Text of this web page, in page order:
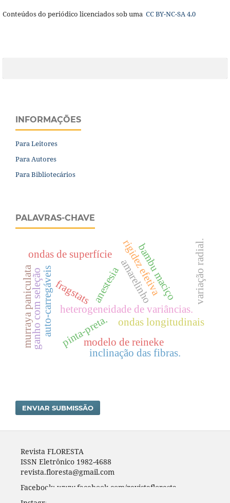
Conteúdos do periódico licenciados sob uma CC BY-NC-SA 4.0
INFORMAÇÕES
Para Leitores
Para Autores
Para Bibliotecários
PALAVRAS-CHAVE
bambu maciço
heterogeneidade de variâncias.
auto-carregáveis ondas longitudinais
ondas de superfície
fragstats anestesia
pinta-preta.
ganho com seleção
murraya paniculata amarelinho variação radial.
modelo de reineke
rigidez efetiva
inclinação das fibras.
ENVIAR SUBMISSÃO
Revista FLORESTA
ISSN Eletrônico 1982-4688
revista.floresta@gmail.com
Facebook: www.facebook.com/revistafloresta